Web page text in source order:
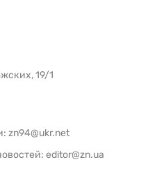
19/1
zn94@ukr.net
editor@zn.ua